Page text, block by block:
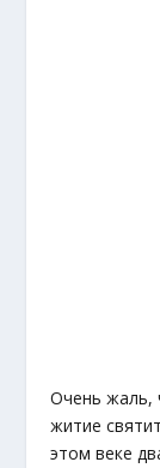
Очень жаль,
житие
этом веке